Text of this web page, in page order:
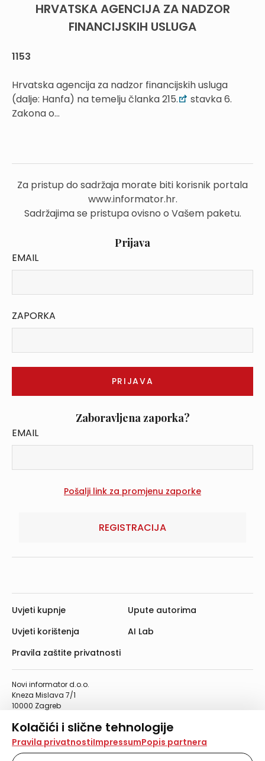
Kolačići i slične tehnologije
Na našoj web stranici koristimo kolačiće i slične
tehnologije za pohranu, čitanje i obradu informacija na
Pravila privatnostiImpressumPopis partnera
HRVATSKA AGENCIJA ZA NADZOR
FINANCIJSKIH USLUGA
1153
Hrvatska agencija za nadzor financijskih usluga
(dalje: Hanfa) na temelju članka 215.
stavka 6.
Zakona o...
Za pristup do sadržaja morate biti korisnik portala
www.informator.hr.
Sadržajima se pristupa ovisno o Vašem paketu.
Prijava
EMAIL
ZAPORKA
Zaboravljena zaporka?
EMAIL
REGISTRACIJA
Novi informator d.o.o.
Kneza Mislava 7/1
10000 Zagreb
Telefaks: 01/4612-553
info@informator.hr
Uvjeti kupnje
Uvjeti korištenja
Pravila zaštite privatnosti
Upute autorima
AI Lab